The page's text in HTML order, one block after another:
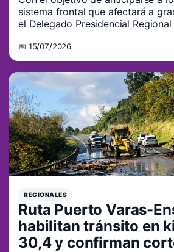
sistema frontal que afectará a
el Delegado Presidencial
📅 15/07/2026
REGIONALES
Ruta Puerto Varas-
habilitan tránsito en
30,4 y confirman